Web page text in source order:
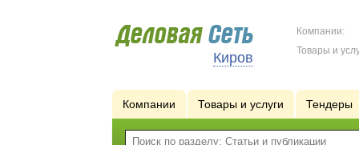
Киров
Компании:
Товары и
Компании Товары и услуги Тендеры